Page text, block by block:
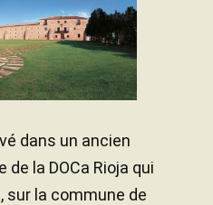
dans un ancien
la DOCa Rioja qui
sur la commune de